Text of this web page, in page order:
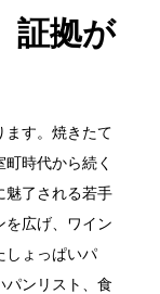
証拠が
ます。焼きたて
時代から続く
魅了される若手
を広げ、ワイン
しょっぱいパ
パンリスト、食